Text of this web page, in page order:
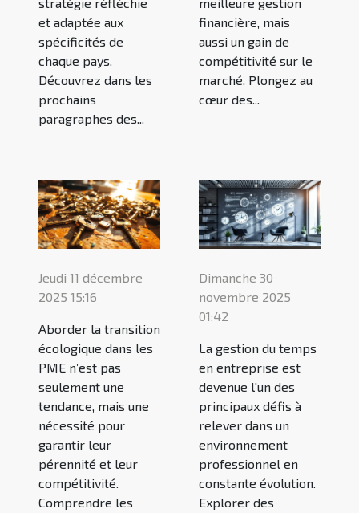
et adaptée aux
spécificités de
chaque pays.
Découvrez dans les
prochains
paragraphes des...
financière, mais
aussi un gain de
compétitivité sur le
marché. Plongez au
cœur des...
Jeudi 11 décembre
2025 15:16
Aborder la transition
écologique dans les
PME n’est pas
seulement une
tendance, mais une
nécessité pour
garantir leur
pérennité et leur
compétitivité.
Comprendre les
Dimanche 30
novembre 2025
01:42
La gestion du temps
en entreprise est
devenue l'un des
principaux défis à
relever dans un
environnement
professionnel en
constante évolution.
Explorer des